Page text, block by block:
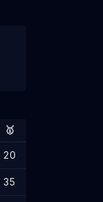
🥇
20
35